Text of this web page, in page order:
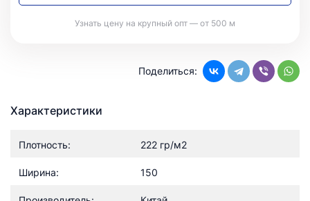
Узнать цену на крупный опт — от 500 м
Поделиться:
Характеристики
Плотность: 222 гр/м2
Ширина: 150